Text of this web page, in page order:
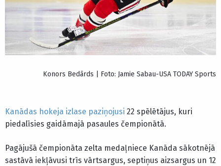
Konors Bedārds | Foto: Jamie Sabau-USA TODAY Sports
Kanādas hokeja izlase paziņojusi 22 spēlētājus, kuri
piedalīsies gaidāmajā pasaules čempionātā.
Pagājušā čempionāta zelta medaļniece Kanāda sākotnējā
sastāvā iekļāvusi trīs vārtsargus, septiņus aizsargus un 12